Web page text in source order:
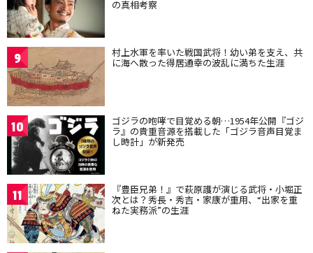
の真相考察
9 村上水軍を率いた戦国武将！幼い弟を支え、共
に海へ散った得居通幸の波乱に満ちた生涯
10 ゴジラの咆哮で目覚める朝…1954年公開『ゴジ
ラ』の貴重音源を搭載した「ゴジラ音声目覚ま
し時計」が新発売
11 『豊臣兄弟！』で萩原護が演じる武将・小堀正
次とは？秀長・秀吉・家康が重用、“出家を重
ねた実務派”の生涯